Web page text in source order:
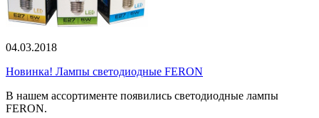
04.03.2018
Новинка! Лампы светодиодные FERON
В нашем ассортименте появились светодиодные лампы
FERON.